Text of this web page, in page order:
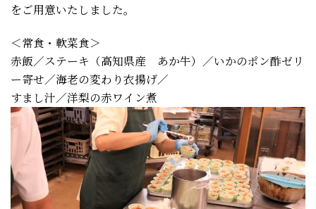
をご用意いたしました。
＜常食・軟菜食＞
赤飯／ステーキ（高知県産 あか牛）／いかのポン酢ゼリ
ー寄せ／海老の変わり衣揚げ／
すまし汁／洋梨の赤ワイン煮